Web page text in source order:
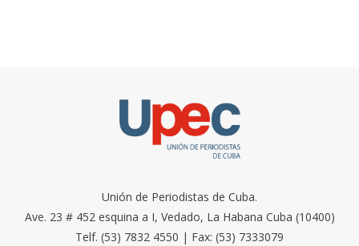
Unión de Periodistas de Cuba.
Ave. 23 # 452 esquina a I, Vedado, La Habana Cuba (10400)
Telf. (53) 7832 4550 | Fax: (53) 7333079